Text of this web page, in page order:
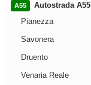
A55
Autostrada A55
Pianezza
Savonera
Druento
Venaria Reale